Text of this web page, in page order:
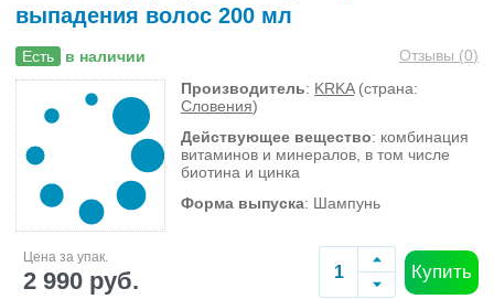
выпадения волос 200 мл
Есть в наличии Отзывы (0)
Производитель: KRKA(страна:
Словения)
Действующее вещество: комбинация
витаминов и минералов, в том числе
биотина и цинка
Форма выпуска: Шампунь
Цена за упак.
2 990 руб. Купить